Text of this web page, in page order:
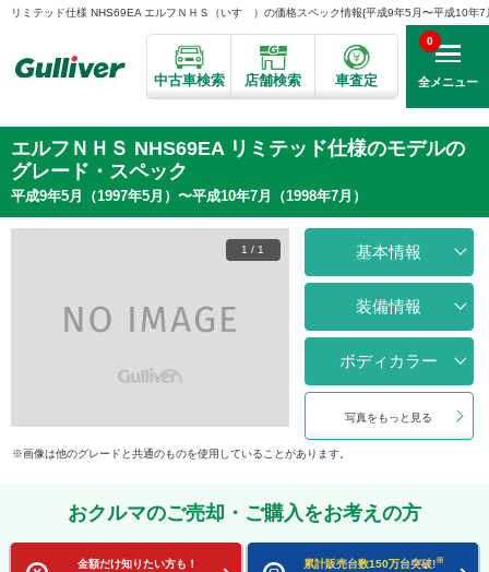
リミテッド仕様 NHS69EA エルフＮＨＳ（いすゞ）の価格スペック情報{平成9年5月〜平成10年
中古車検索 店舗検索 車査定 全メニュー
0
エルフＮＨＳ NHS69EA リミテッド仕様のモデルの
グレード・スペック
平成9年5月（1997年5月）〜平成10年7月（1998年7月）
1 / 1 基本情報
装備情報
ボディカラー
写真をもっと見る
画像は他のグレードと共通のものを使用していることがあります。
おクルマのご売却・ご購入をお考えの方
金額だけ知りたい方も！ 累計販売台数150万台突破!※